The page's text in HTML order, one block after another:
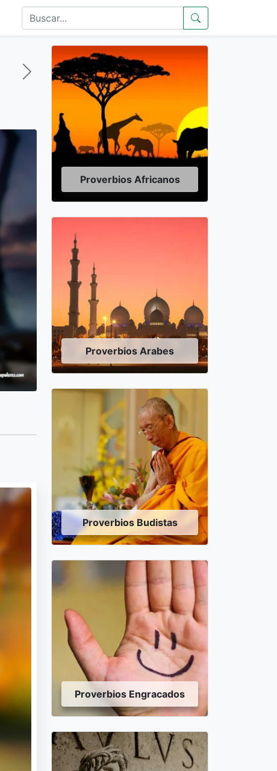
Proverbios Africanos
Proverbios Arabes
Proverbios Budistas
Proverbios Engracados